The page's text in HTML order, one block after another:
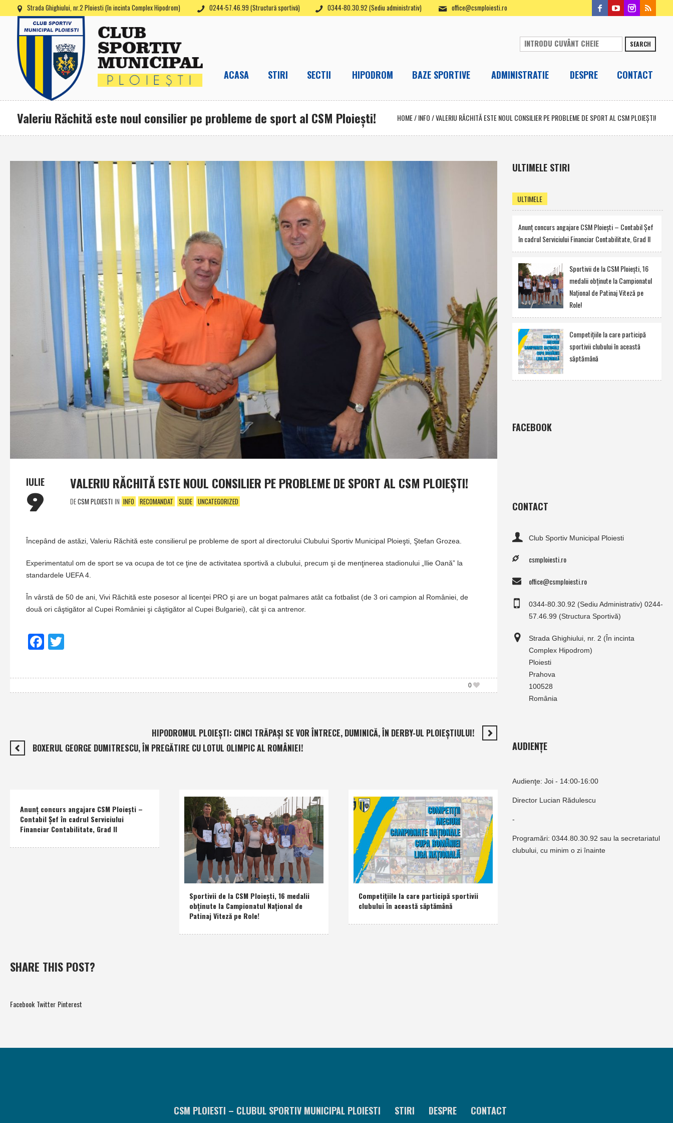
Strada Ghighiului, nr.2 Ploiesti (în incinta Complex Hipodrom) 0244-57.46.99 (Structură sportivă) 0344-80.30.92 (Sediu administrativ) office@csmploiesti.ro
SEARCH
ACASA STIRI SECTII HIPODROM BAZE SPORTIVE ADMINISTRATIE DESPRE CONTACT
Valeriu Răchită este noul consilier pe probleme de sport al CSM Ploieşti! HOME/INFO /VALERIU RĂCHITĂ ESTE NOUL CONSILIER PE PROBLEME DE SPORT AL CSM PLOIEŞTI!
IULIE
9
VALERIU RĂCHITĂ ESTE NOUL CONSILIER PE PROBLEME DE SPORT AL CSM PLOIEŞTI!
DECSM PLOIESTI IN INFO RECOMANDAT SLIDE UNCATEGORIZED
Începând de astăzi, Valeriu Răchită este consilierul pe probleme de sport al directorului Clubului Sportiv Municipal Ploieşti, Ştefan Grozea.
Experimentatul om de sport se va ocupa de tot ce ţine de activitatea sportivă a clubului, precum şi de menţinerea stadionului „Ilie Oană” la
standardele UEFA 4.
În vârstă de 50 de ani, Vivi Răchită este posesor al licenţei PRO şi are un bogat palmares atât ca fotbalist (de 3 ori campion al României, de
două ori câştigător al Cupei României şi câştigător al Cupei Bulgariei), cât şi ca antrenor.
Facebook
0
HIPODROMUL PLOIEŞTI: CINCI TRĂPAŞI SE VOR ÎNTRECE, DUMINICĂ, ÎN DERBY-UL PLOIEŞTIULUI!
BOXERUL GEORGE DUMITRESCU, ÎN PREGĂTIRE CU LOTUL OLIMPIC AL ROMÂNIEI!
Anunţ concurs angajare CSM Ploieşti –
Contabil Şef în cadrul Serviciului
Financiar Contabilitate, Grad II
Sportivii de la CSM Ploieşti, 16 medalii
obţinute la Campionatul Naţional de
Patinaj Viteză pe Role!
Competiţiile la care participă sportivii
clubului în această săptămână
SHARE THIS POST?
Facebook Twitter Pinterest
ULTIMELE STIRI
ULTIMELE
Anunţ concurs angajare CSM Ploieşti – Contabil Şef
în cadrul Serviciului Financiar Contabilitate, Grad II
Sportivii de la CSM Ploieşti, 16
medalii obţinute la Campionatul
Naţional de Patinaj Viteză pe
Role!
Competiţiile la care participă
sportivii clubului în această
săptămână
FACEBOOK
CONTACT
Club Sportiv Municipal Ploiesti
csmploiesti.ro
office@csmploiesti.ro
0344-80.30.92 (Sediu Administrativ) 0244-
57.46.99 (Structura Sportivă)
Strada Ghighiului, nr. 2 (În incinta
Complex Hipodrom)
Ploiesti
Prahova
100528
România
AUDIENȚE
Audienţe: Joi - 14:00-16:00
Director Lucian Rădulescu
-
Programări: 0344.80.30.92 sau la secretariatul
clubului, cu minim o zi înainte
CSM PLOIESTI – CLUBUL SPORTIV MUNICIPAL PLOIESTI STIRI DESPRE CONTACT